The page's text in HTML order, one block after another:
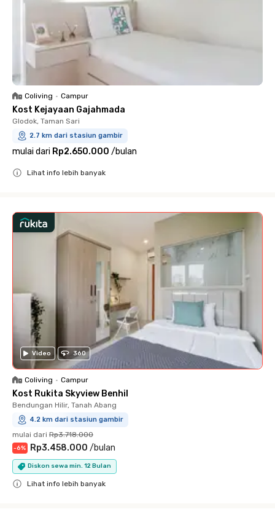
Coliving • Campur
Kost Kejayaan Gajahmada
Glodok, Taman Sari
2.7 km dari stasiun gambir
mulai dari Rp2.650.000 /bulan
Lihat info lebih banyak
Video 360
Coliving • Campur
Kost Rukita Skyview Benhil
Bendungan Hilir, Tanah Abang
4.2 km dari stasiun gambir
mulai dari Rp3.718.000
-6% Rp3.458.000 /bulan
Diskon sewa min. 12 Bulan
Lihat info lebih banyak